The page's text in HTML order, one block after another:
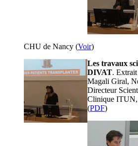
CHU de Nancy (Voir)
Les travaux
DIVAT.
Magali Giral,
Directeur
Clinique
(PDF)